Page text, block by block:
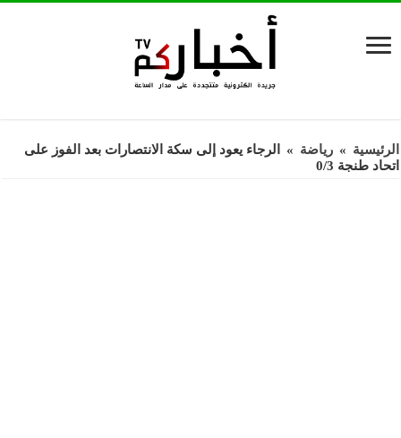
الرئيسية » رياضة »
الرجاء يعود إلى سكة الانتصارات بعد الفوز على
اتحاد طنجة 0/3